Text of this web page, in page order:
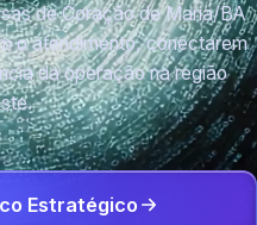
de Coração de Maria/BA
o atendimento, conectarem
da operação na região
Estratégico